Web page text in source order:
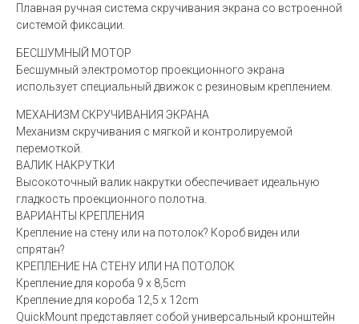
Плавная ручная система скручивания экрана со встроенной
системой фиксации.
БЕСШУМНЫЙ МОТОР
Бесшумный электромотор проекционного экрана
использует специальный движок с резиновым креплением.
МЕХАНИЗМ СКРУЧИВАНИЯ ЭКРАНА
Механизм скручивания с мягкой и контролируемой
перемоткой.
ВАЛИК НАКРУТКИ
Высокоточный валик накрутки обеспечивает идеальную
гладкость проекционного полотна.
ВАРИАНТЫ КРЕПЛЕНИЯ
Крепление на стену или на потолок? Короб виден или
спрятан?
КРЕПЛЕНИЕ НА СТЕНУ ИЛИ НА ПОТОЛОК
Крепление для короба 9 x 8,5cm
Крепление для короба 12,5 x 12cm
QuickMount представляет собой универсальный кронштейн